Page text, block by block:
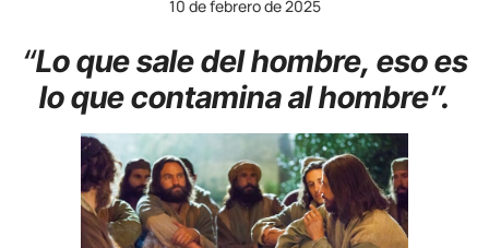
10 de febrero de 2025
“Lo que sale del hombre, eso es
lo que contamina al hombre”.